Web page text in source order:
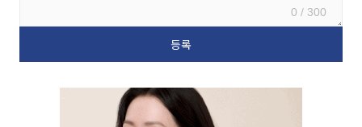
0 / 300